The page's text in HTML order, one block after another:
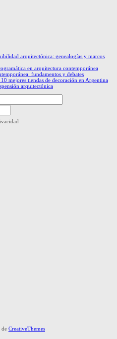
arquitectónica: genealogías y marcos
en arquitectura contemporánea
fundamentos y debates
mejores tiendas de decoración en Argentina
arquitectónica
de CreativeThemes